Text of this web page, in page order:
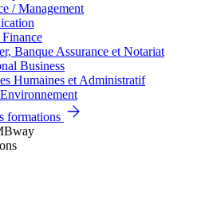
/ Management
Banque Assurance et Notariat
Business
Humaines et Administratif
formations